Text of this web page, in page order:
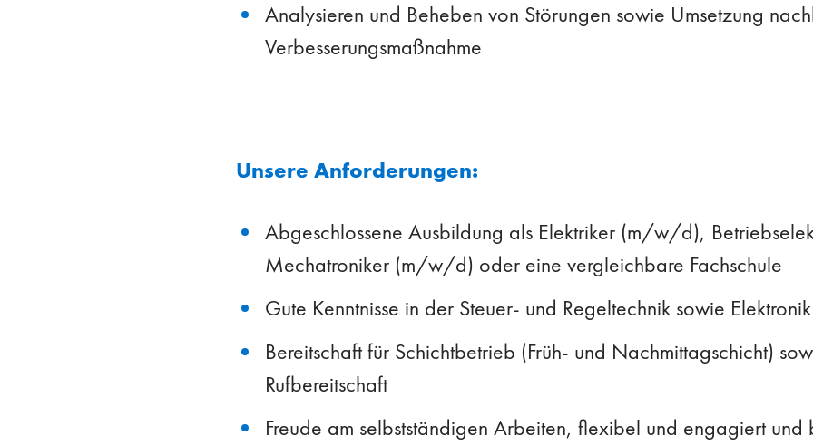
Analysieren und Beheben von Störungen sowie Umsetzung
Verbesserungsmaßnahme
Unsere Anforderungen:
Abgeschlossene Ausbildung als Elektriker (m/w/d),
Mechatroniker (m/w/d) oder eine vergleichbare Fachschule
Gute Kenntnisse in der Steuer- und Regeltechnik sowie Elektronik
Bereitschaft für Schichtbetrieb (Früh- und Nachmittagschicht)
Rufbereitschaft
Freude am selbstständigen Arbeiten, flexibel und engagiert und